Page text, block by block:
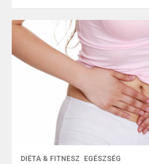
DIÉTA & FITNESZ EGÉSZSÉG